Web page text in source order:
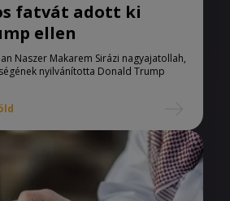
fatvát adott ki
ellen
Naszer Makarem Sirázi nagyajatollah,
nyilvánította Donald Trump